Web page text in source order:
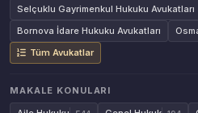
Selçuklu Gayrimenkul Hukuku Avukatları
Bornova İdare Hukuku Avukatları
Tüm Avukatlar
MAKALE KONULARI